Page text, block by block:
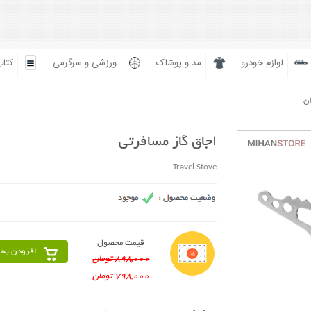
لوازم خودرو مد و پوشاک ورزشی و سرگرمی
اجاق گاز مسافرتی
Travel Stove
قیمت محصول
898,000 تومان
798,000 تومان
افزودن